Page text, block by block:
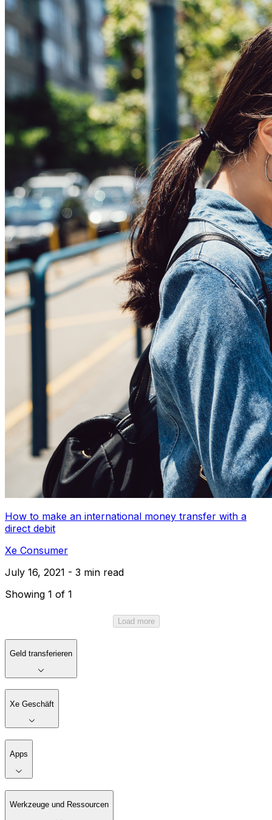
How to make an international money transfer with a
direct debit
Xe Consumer
July 16, 2021 - 3 min read
Showing 1 of 1
Load more
Geld transferieren
Xe Geschäft
Apps
Werkzeuge und Ressourcen